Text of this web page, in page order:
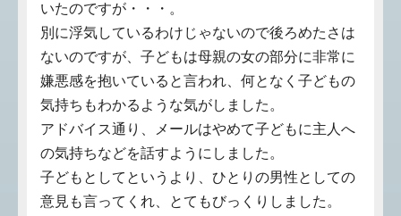
いたのですが・・・。
別に浮気しているわけじゃないので後ろめたさは
ないのですが、子どもは母親の女の部分に非常に
嫌悪感を抱いていると言われ、何となく子どもの
気持ちもわかるような気がしました。
アドバイス通り、メールはやめて子どもに主人へ
の気持ちなどを話すようにしました。
子どもとしてというより、ひとりの男性としての
意見も言ってくれ、とてもびっくりしました。